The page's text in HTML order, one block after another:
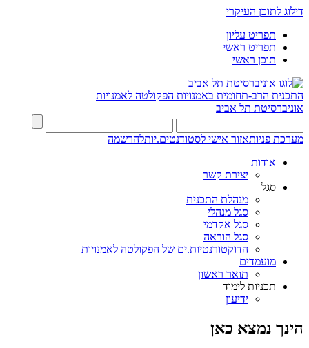
דילוג לתוכן העיקרי
תפריט עליון
תפריט ראשי
תוכן ראשי
התכנית הרב-תחומית באמנויות הפקולטה לאמנויות
אוניברסיטת תל אביב
מערכת פניותאזור אישי לסטודנטים.יותלהרשמה
אודות
יצירת קשר
סגל
מנהלת התכנית
סגל מנהלי
סגל אקדמי
סגל הוראה
הדוקטורנטיות.ים של הפקולטה לאמנויות
מועמדים
תואר ראשון
תכניות לימוד
ידיעון
הינך נמצא כאן